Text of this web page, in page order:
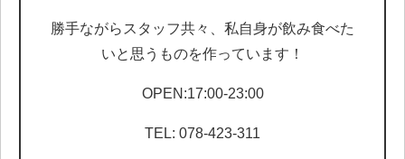
勝手ながらスタッフ共々、私自身が飲み食べた
いと思うものを作っています！
OPEN:17:00-23:00
TEL: 078-423-311